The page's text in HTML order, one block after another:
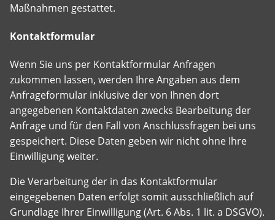
Maßnahmen gestattet.
Kontaktformular
Wenn Sie uns per Kontaktformular Anfragen
zukommen lassen, werden Ihre Angaben aus dem
Anfrageformular inklusive der von Ihnen dort
angegebenen Kontaktdaten zwecks Bearbeitung der
Anfrage und für den Fall von Anschlussfragen bei uns
gespeichert. Diese Daten geben wir nicht ohne Ihre
Einwilligung weiter.
Die Verarbeitung der in das Kontaktformular
eingegebenen Daten erfolgt somit ausschließlich auf
Grundlage Ihrer Einwilligung (Art. 6 Abs. 1 lit. a DSGVO).